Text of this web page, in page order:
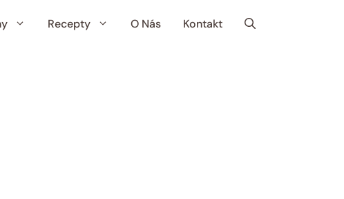
Recepty O Nás Kontakt